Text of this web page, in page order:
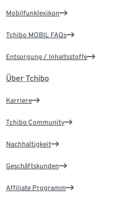
Mobilfunklexikon
Tchibo MOBIL FAQs
Entsorgung / Inhaltsstoffe
Über Tchibo
Karriere
Tchibo Community
Nachhaltigkeit
Geschäftskunden
Affiliate Programm